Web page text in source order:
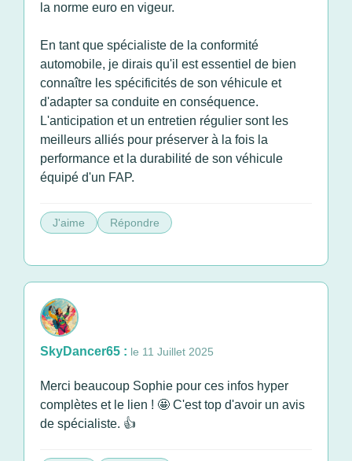
la norme euro en vigeur.
En tant que spécialiste de la conformité
automobile, je dirais qu'il est essentiel de bien
connaître les spécificités de son véhicule et
d'adapter sa conduite en conséquence.
L'anticipation et un entretien régulier sont les
meilleurs alliés pour préserver à la fois la
performance et la durabilité de son véhicule
équipé d'un FAP.
J'aime Répondre
SkyDancer65 : le 11 Juillet 2025
Merci beaucoup Sophie pour ces infos hyper
complètes et le lien ! 🤩 C'est top d'avoir un avis
de spécialiste. 👍